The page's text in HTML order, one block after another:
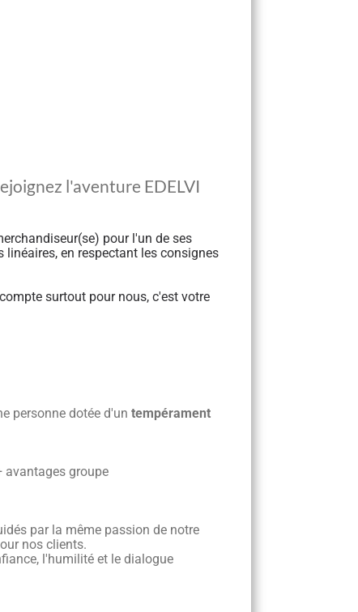
l'aventure EDELVI
pour l'un de ses
en respectant les consignes
surtout pour nous, c'est votre
personne dotée d'un tempérament
avantages groupe
par la même passion de notre
nos clients.
l'humilité et le dialogue